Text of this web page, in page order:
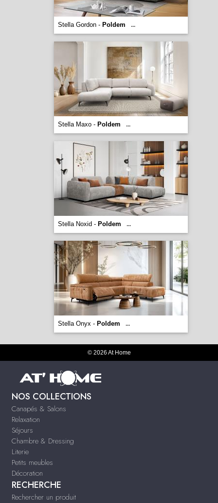
Stella Gordon - Poldem ...
Stella Maxo - Poldem ...
Stella Noxid - Poldem ...
Stella Onyx - Poldem ...
© 2026 At Home
NOS COLLECTIONS
Canapés & Salons
Relaxation
Séjours
Chambre & Dressing
Literie
Petits meubles
Décoration
RECHERCHE
Rechercher un produit